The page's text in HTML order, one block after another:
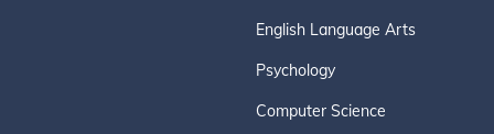
English Language Arts
Psychology
Computer Science